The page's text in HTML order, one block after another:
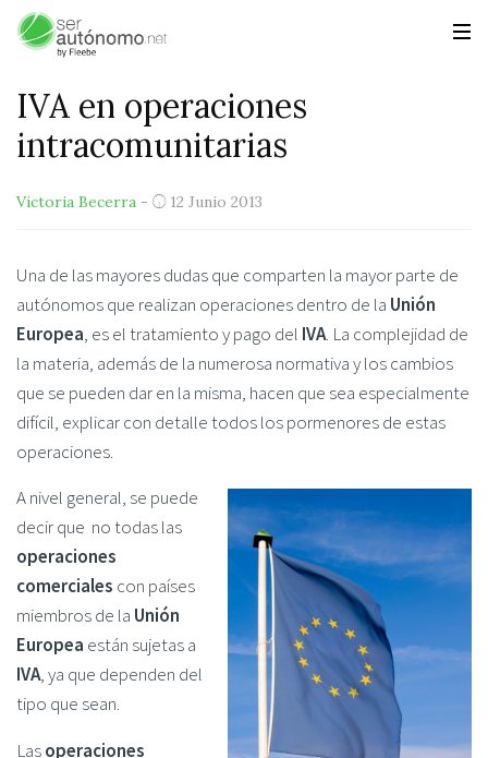
IVA en operaciones
intracomunitarias
Victoria Becerra - 12 Junio 2013
Una de las mayores dudas que comparten la mayor parte de
autónomos que realizan operaciones dentro de la Unión
Europea, es el tratamiento y pago del IVA. La complejidad de
la materia, además de la numerosa normativa y los cambios
que se pueden dar en la misma, hacen que sea especialmente
difícil, explicar con detalle todos los pormenores de estas
operaciones.
A nivel general, se puede
decir que no todas las
operaciones
comerciales con países
miembros de la Unión
Europea están sujetas a
IVA, ya que dependen del
tipo que sean.
Lasoperaciones